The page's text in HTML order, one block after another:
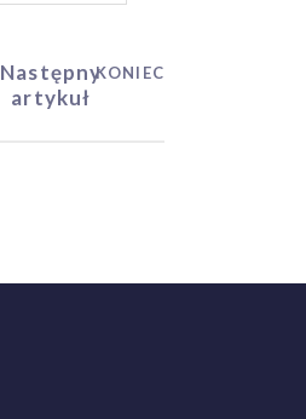
Następny
artykuł
KONIEC